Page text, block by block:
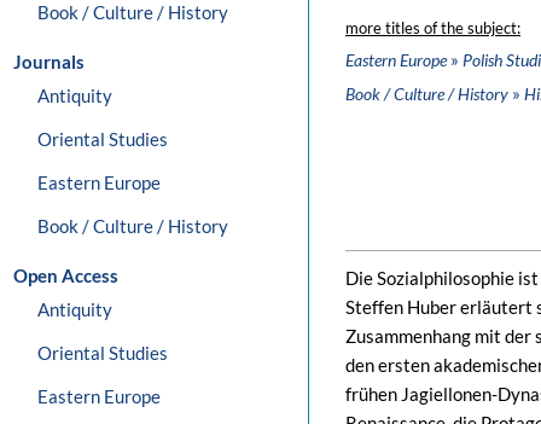
Book / Culture / History
Journals
Antiquity
Oriental Studies
Eastern Europe
Book / Culture / History
Open Access
Antiquity
Oriental Studies
Eastern Europe
more titles of the subject:
Eastern Europe» Polish
Book / Culture / History »
Die Sozialphilosophie
Steffen Huber erläutert
Zusammenhang mit der
den ersten
frühen Jagiellonen-